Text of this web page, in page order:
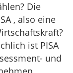
Die
, also eine
ist PISA
und